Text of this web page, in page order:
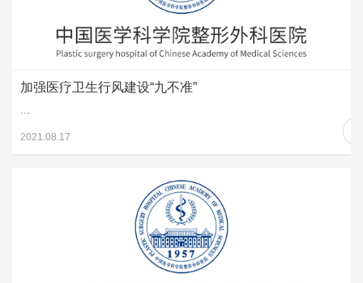
加强医疗卫生行风建设“九不准”
...
2021.08.17